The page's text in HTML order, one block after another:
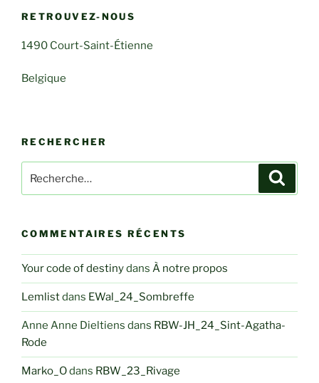
RETROUVEZ-NOUS
1490 Court-Saint-Étienne
Belgique
RECHERCHER
pour
COMMENTAIRES RÉCENTS
Your code of destinydans À notre propos
Lemlistdans EWal_24_Sombreffe
Anne Anne Dieltiens dans RBW-JH_24_Sint-Agatha-
Rode
Marko_Odans RBW_23_Rivage